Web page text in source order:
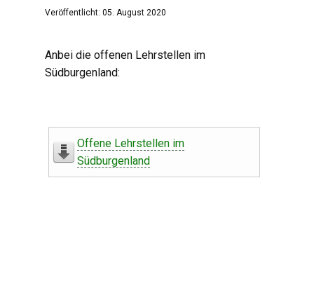
Veröffentlicht: 05. August 2020
Anbei die offenen Lehrstellen im
Südburgenland:
Offene Lehrstellen im
Südburgenland